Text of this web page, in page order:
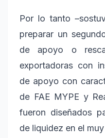
Por lo tanto
preparar un
de apoyo o
exportadoras con
de apoyo con
de FAE MYPE y
fueron diseñados
de liquidez en el